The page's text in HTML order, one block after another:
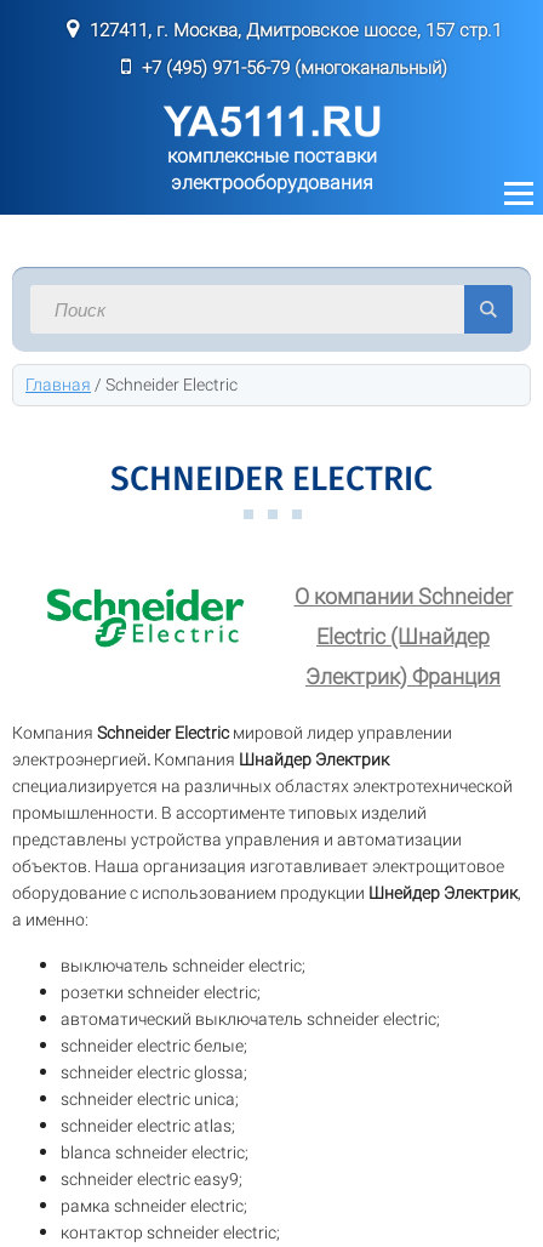
127411, г. Москва, Дмитровское шоссе, 157 стр.1
+7 (495) 971-56-79 (многоканальный)
комплексные поставки
электрооборудования
Главная / Schneider Electric
SCHNEIDER ELECTRIC
О компании Schneider
Electric (Шнайдер
Электрик) Франция
Компания Schneider Electricмировой лидер управлении
электроэнергией. Компания Шнайдер Электрик
специализируется на различных областях электротехнической
промышленности. В ассортименте типовых изделий
представлены устройства управления и автоматизации
объектов. Наша организация изготавливает электрощитовое
оборудование с использованием продукции Шнейдер Электрик,
а именно:
выключатель schneider electric;
розетки schneider electric;
автоматический выключатель schneider electric;
schneider electric белые;
schneider electric glossa;
schneider electric unica;
schneider electric atlas;
blanca schneider electric;
schneider electric easy9;
рамка schneider electric;
контактор schneider electric;